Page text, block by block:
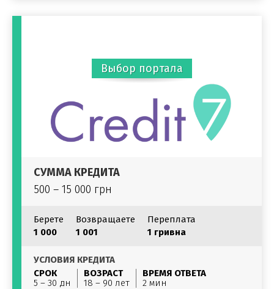
Выбор портала
СУММА КРЕДИТА
500 – 15 000 грн
Берете
1 000
Возвращаете
1 001
Переплата
1 гривна
УСЛОВИЯ КРЕДИТА
СРОК
5 – 30 дн
ВОЗРАСТ
18 – 90 лет
ВРЕМЯ ОТВЕТА
2 мин